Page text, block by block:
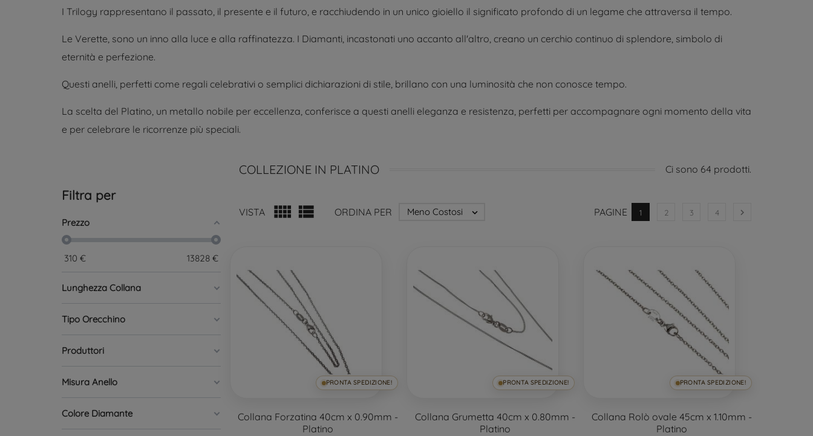
I Trilogy rappresentano il passato, il presente e il futuro, e racchiudendo in un unico gioiello il significato profondo di un legame che attraversa il tempo.
Le Verette, sono un inno alla luce e alla raffinatezza. I Diamanti, incastonati uno accanto all'altro, creano un cerchio continuo di splendore, simbolo di
eternità e perfezione.
Questi anelli, perfetti come regali celebrativi o semplici dichiarazioni di stile, brillano con una luminosità che non conosce tempo.
La scelta del Platino, un metallo nobile per eccellenza, conferisce a questi anelli eleganza e resistenza, perfetti per accompagnare ogni momento della vita
e per celebrare le ricorrenze più speciali.
Filtra per
Prezzo
310 € 13828€
Lunghezza Collana
Tipo Orecchino
Produttori
Misura Anello
Colore Diamante
COLLEZIONE IN PLATINO Ci sono 64 prodotti.
VISTA   ORDINA PER Meno Costosi  PAGINE 1 2 3 4 
PRONTA SPEDIZIONE!
Collana Forzatina 40cm x 0.90mm -
Platino
PRONTA SPEDIZIONE!
Collana Grumetta 40cm x 0.80mm -
Platino
PRONTA SPEDIZIONE!
Collana Rolò ovale 45cm x 1.10mm -
Platino